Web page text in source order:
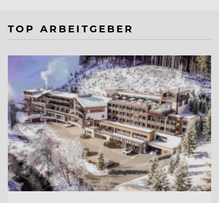
TOP ARBEITGEBER